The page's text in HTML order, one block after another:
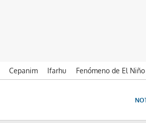
Cepanim Ifarhu Fenómeno de El Niño